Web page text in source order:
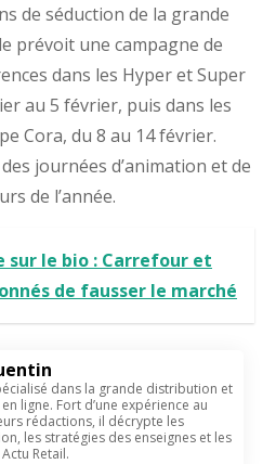
de séduction de la grande
prévoit une campagne de
dans les Hyper et Super
au 5 février, puis dans les
Cora, du 8 au 14 février.
journées d’animation et de
de l’année.
sur le bio : Carrefour et
de fausser le marché
dans la grande distribution et
ligne. Fort d’une expérience au
rédactions, il décrypte les
les stratégies des enseignes et les
Retail.